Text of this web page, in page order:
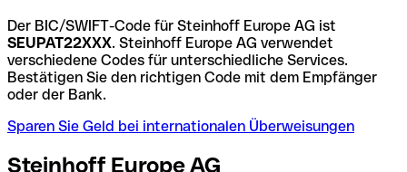
Der BIC/SWIFT-Code für Steinhoff Europe AG ist
SEUPAT22XXX. Steinhoff Europe AG verwendet
verschiedene Codes für unterschiedliche Services.
Bestätigen Sie den richtigen Code mit dem Empfänger
oder der Bank.
Sparen Sie Geld bei internationalen Überweisungen
Steinhoff Europe AG